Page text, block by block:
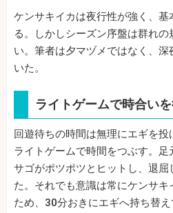
ケンサキイカは夜行性が強く、
る。しかしシーズン序盤は群れ
い。筆者は夕マヅメではなく、
いた。
ライトゲームで時合い
回遊待ちの時間は無理にエギを
ライトゲームで時間をつぶす。
サゴがポツポツとヒットし、退
た。それでも意識は常にケンサ
ため、30分おきにエギへ持ち替